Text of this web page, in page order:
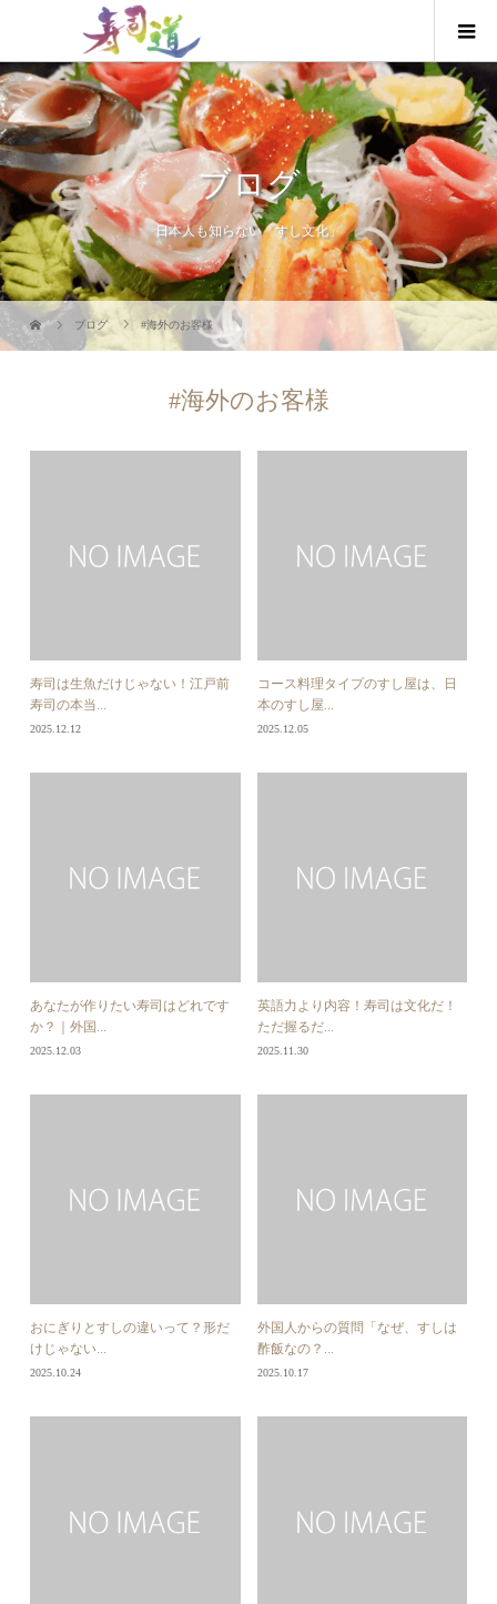
ブログ
日本人も知らない「すし文化」
ブログ #海外のお客様
#海外のお客様
寿司は生魚だけじゃない！江戸前
寿司の本当...
2025.12.12
コース料理タイプのすし屋は、日
本のすし屋...
2025.12.05
あなたが作りたい寿司はどれです
か？｜外国...
2025.12.03
英語力より内容！寿司は文化だ！
ただ握るだ...
2025.11.30
おにぎりとすしの違いって？形だ
けじゃない...
2025.10.24
外国人からの質問「なぜ、すしは
酢飯なの？...
2025.10.17